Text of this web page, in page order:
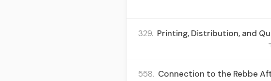
329. Printing, Distribution, and
558. Connection to the Rebbe